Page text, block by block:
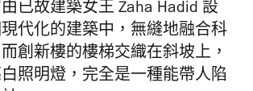
已故建築女王 Zaha Hadid 設
代化的建築中，無縫地融合科
創新樓的樓梯交織在斜坡上，
照明燈，完全是一種能帶人陷